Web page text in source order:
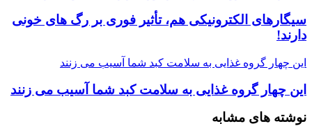
سیگارهای الکترونیکی هم، تأثیر فوری بر رگ های خونی
دارند!
این چهار گروه غذایی به سلامت کبد شما آسیب می زنند
این چهار گروه غذایی به سلامت کبد شما آسیب می زنند
نوشته های مشابه